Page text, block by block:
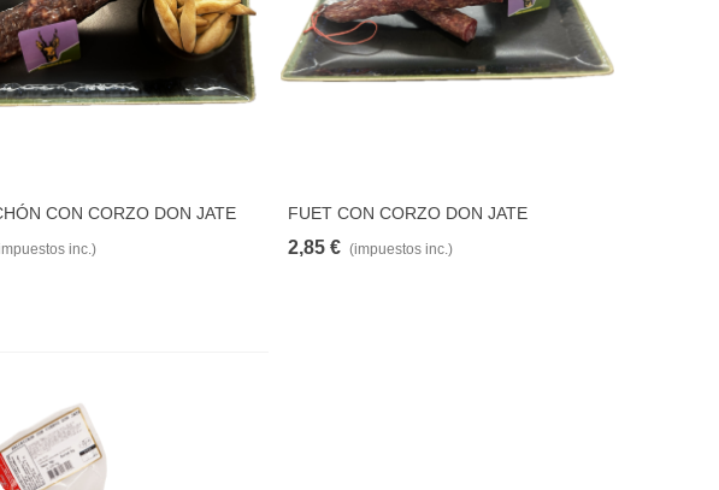
AÑADIR PARA COMPARAR
CON CORZO DON JATE
inc.)
AÑADIR PARA COMPARAR
FUET CON CORZO DON JATE
2,85 € (impuestos inc.)